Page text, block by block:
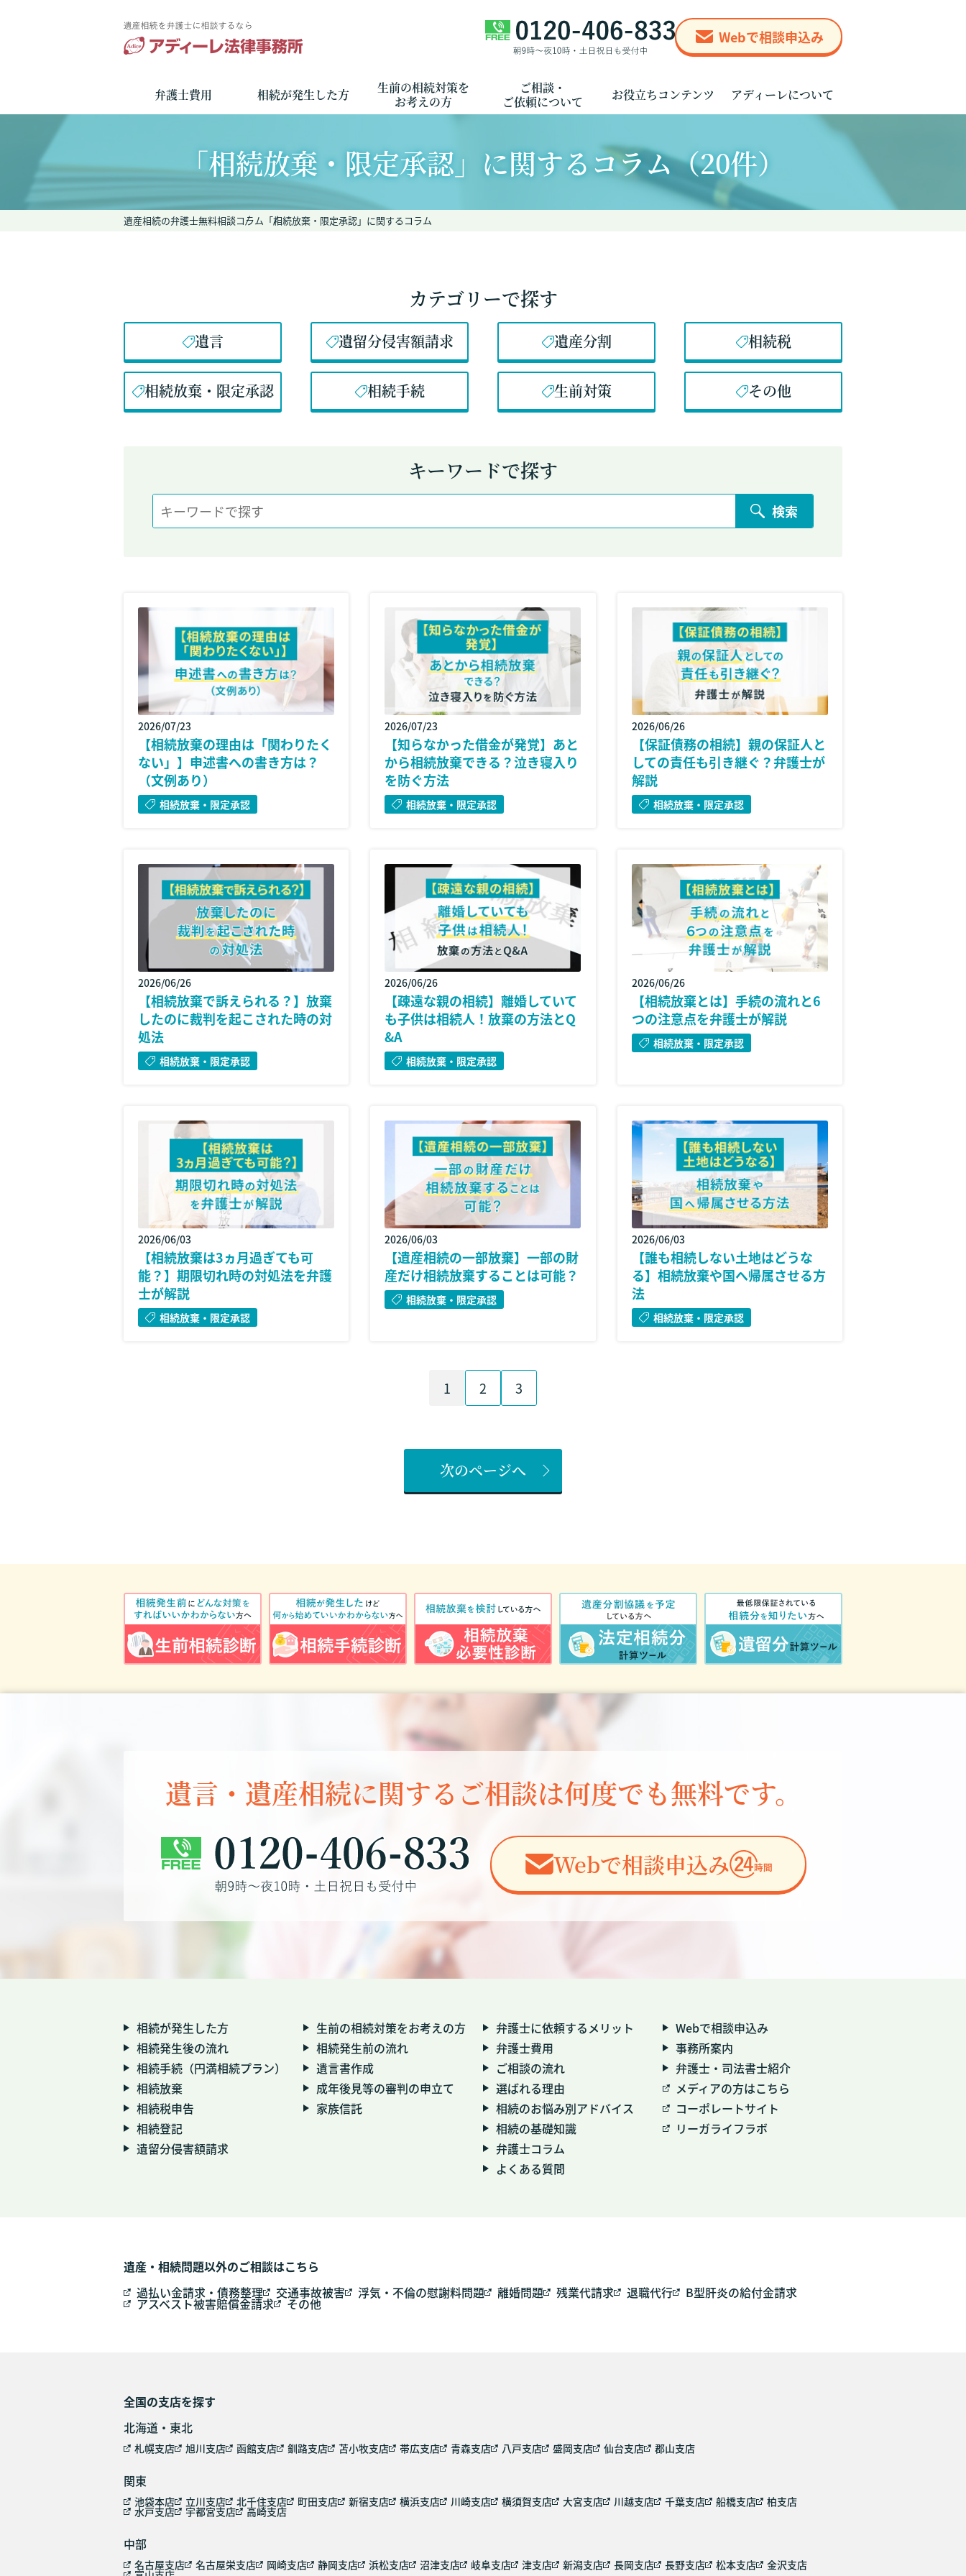
Webで相談申込み
弁護士費用 相続が発生した方
生前の相続対策を
お考えの方
ご相談・
ご依頼について
お役立ちコンテンツ アディーレについて
「相続放棄・限定承認」に関するコラム（20件）
遺産相続の弁護士無料相談コラム 「相続放棄・限定承認」に関するコラム
カテゴリーで探す
遺言 遺留分侵害額請求 遺産分割 相続税
相続放棄・限定承認 相続手続 生前対策 その他
キーワードで探す
検索
2026/07/23
【相続放棄の理由は「関わりたく
ない」】申述書への書き方は？
（文例あり）
相続放棄・限定承認
2026/07/23
【知らなかった借金が発覚】あと
から相続放棄できる？泣き寝入り
を防ぐ方法
相続放棄・限定承認
2026/06/26
【保証債務の相続】親の保証人と
しての責任も引き継ぐ？弁護士が
解説
相続放棄・限定承認
2026/06/26
【相続放棄で訴えられる？】放棄
したのに裁判を起こされた時の対
処法
相続放棄・限定承認
2026/06/26
【疎遠な親の相続】離婚していて
も子供は相続人！放棄の方法とQ
&A
相続放棄・限定承認
2026/06/26
【相続放棄とは】手続の流れと6
つの注意点を弁護士が解説
相続放棄・限定承認
2026/06/03
【相続放棄は3ヵ月過ぎても可
能？】期限切れ時の対処法を弁護
士が解説
相続放棄・限定承認
2026/06/03
【遺産相続の一部放棄】一部の財
産だけ相続放棄することは可能？
相続放棄・限定承認
2026/06/03
【誰も相続しない土地はどうな
る】相続放棄や国へ帰属させる方
法
相続放棄・限定承認
1 2 3
次のページへ
遺言・遺産相続に関する ご相談は何度でも無料です。
Webで相談申込み
相続が発生した方
相続発生後の流れ
相続手続（円満相続プラン）
相続放棄
相続税申告
相続登記
遺留分侵害額請求
生前の相続対策をお考えの方
相続発生前の流れ
遺言書作成
成年後見等の審判の申立て
家族信託
弁護士に依頼するメリット
弁護士費用
ご相談の流れ
選ばれる理由
相続のお悩み別アドバイス
相続の基礎知識
弁護士コラム
よくある質問
Webで相談申込み
事務所案内
弁護士・司法書士紹介
メディアの方はこちら
コーポレートサイト
リーガライフラボ
遺産・相続問題以外のご相談はこちら
過払い金請求・債務整理
交通事故被害 浮気・不倫の慰謝料問題 離婚問題 残業代請求 退職代行 B型肝炎の給付金請求
アスベスト被害賠償金請求 その他
全国の支店を探す
北海道・東北
札幌支店 旭川支店 函館支店 釧路支店 苫小牧支店 帯広支店 青森支店 八戸支店 盛岡支店 仙台支店 郡山支店
関東
池袋本店 立川支店 北千住支店 町田支店 新宿支店 横浜支店 川崎支店 横須賀支店 大宮支店 川越支店 千葉支店 船橋支店 柏支店
水戸支店 宇都宮支店 高崎支店
中部
名古屋支店 名古屋栄支店 岡崎支店 静岡支店 浜松支店 沼津支店 岐阜支店 津支店 新潟支店 長岡支店 長野支店 松本支店 金沢支店